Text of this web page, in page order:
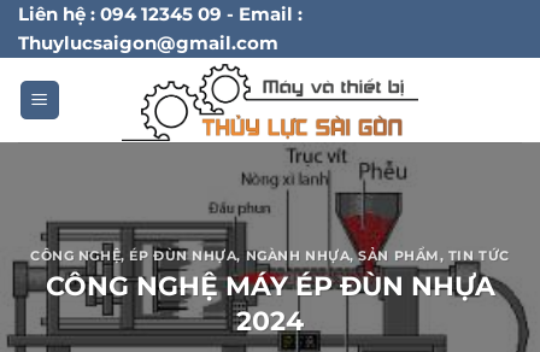
Bỏ
qua
dung
Liên hệ : 094 12345 09 - Email :
Thuylucsaigon@gmail.com
CÔNG NGHỆ, ÉP ĐÙN NHỰA, NGÀNH NHỰA,SẢN PHẨM, TIN TỨC
CÔNG NGHỆ MÁY ÉP ĐÙN NHỰA
2024